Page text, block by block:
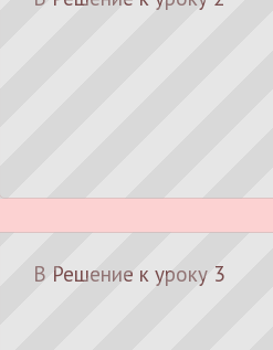
B Решение к уроку 3